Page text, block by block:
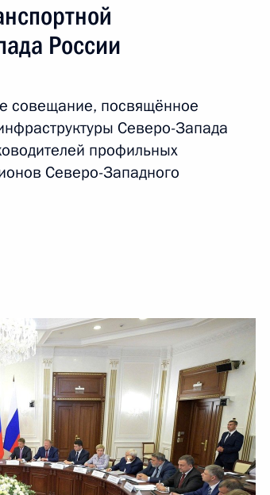
материалы
России
совещание, посвящённое
Северо-Запада
профильных
Северо-Западного